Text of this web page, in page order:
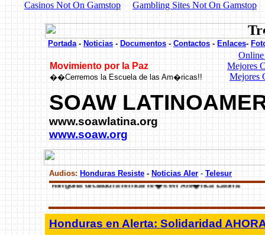
Casinos Not On Gamstop Gambling Sites Not On Gamstop
Portada Noticias Art�culos Documentos
SOAW
www.soawlatina.org
www.soaw.org
Portada- Noticias - Documentos - Contactos - Enlaces-
Movimiento por la Paz
��Cerremos la Escuela de las Am�ricas!!
Audios: Honduras Resiste - Noticias Aler - Telesur
Solidaridad con Honduras
Ninguna dictadura militar m�s en Am�rica Latina.
Honduras en Alerta: Solidaridad
Mejores
Mejores